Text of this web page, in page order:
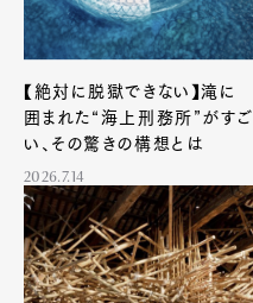
【絶対に脱獄できない】滝に
囲まれた“海上刑務所”がすご
い、その驚きの構想とは
2026.7.14